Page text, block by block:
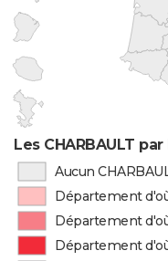
Les CHARBAULT
Aucun
Département
Département
Département